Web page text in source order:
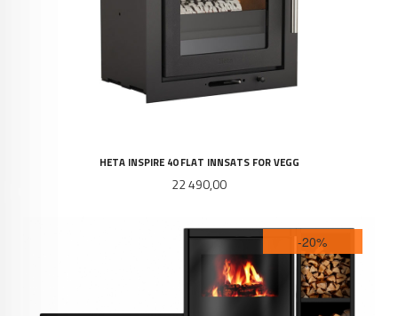
HETA INSPIRE 40 FLAT INNSATS FOR VEGG
Pris
22 490,00
-20%